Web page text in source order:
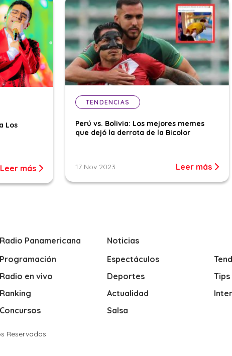
Los
Leer más
TENDENCIAS
Perú vs. Bolivia: Los mejores memes
que dejó la derrota de la Bicolor
17 Nov 2023 Leer más
Radio Panamericana
Programación
Radio en vivo
Ranking
Concursos
Noticias
Espectáculos
Deportes
Actualidad
Salsa
Tips
Reservados.